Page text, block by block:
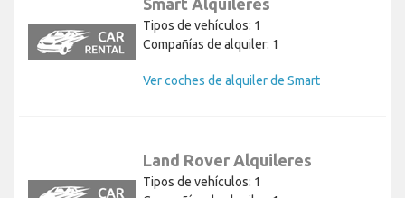
Smart Alquileres
Tipos de vehículos: 1
Compañías de alquiler: 1
Ver coches de alquiler de Smart
Land Rover Alquileres
Tipos de vehículos: 1